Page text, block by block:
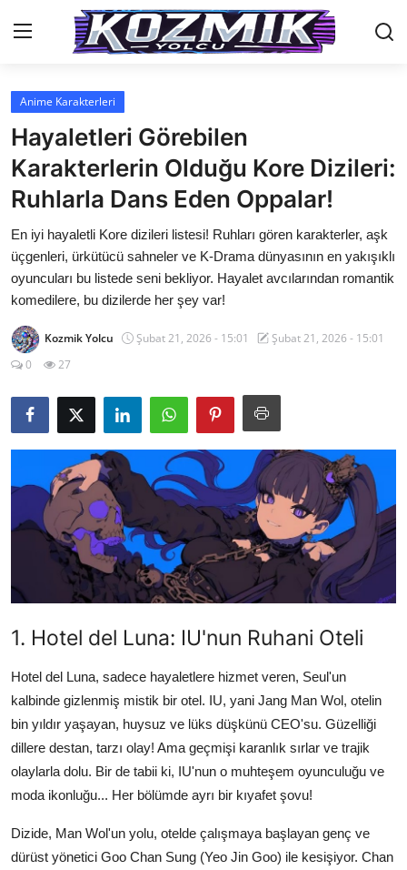
Anasayfa
İletişim
Genel
Anime Önerileri
Kore Dünyası
Anime
Dizi & Film
Testler
Anime Karakterleri
Hayaletleri Görebilen
Karakterlerin Olduğu Kore Dizileri:
Ruhlarla Dans Eden Oppalar!
En iyi hayaletli Kore dizileri listesi! Ruhları gören karakterler, aşk
üçgenleri, ürkütücü sahneler ve K-Drama dünyasının en yakışıklı
oyuncuları bu listede seni bekliyor. Hayalet avcılarından romantik
komedilere, bu dizilerde her şey var!
Kozmik Yolcu Şubat 21, 2026 - 15:01
Şubat 21, 2026 - 15:01
0
27
1. Hotel del Luna: IU'nun Ruhani Oteli
Hotel del Luna, sadece hayaletlere hizmet veren, Seul'un
kalbinde gizlenmiş mistik bir otel. IU, yani Jang Man Wol, otelin
bin yıldır yaşayan, huysuz ve lüks düşkünü CEO'su. Güzelliği
dillere destan, tarzı olay! Ama geçmişi karanlık sırlar ve trajik
olaylarla dolu. Bir de tabii ki, IU'nun o muhteşem oyunculuğu ve
moda ikonluğu... Her bölümde ayrı bir kıyafet şovu!
Dizide, Man Wol'un yolu, otelde çalışmaya başlayan genç ve
dürüst yönetici Goo Chan Sung (Yeo Jin Goo) ile kesişiyor. Chan